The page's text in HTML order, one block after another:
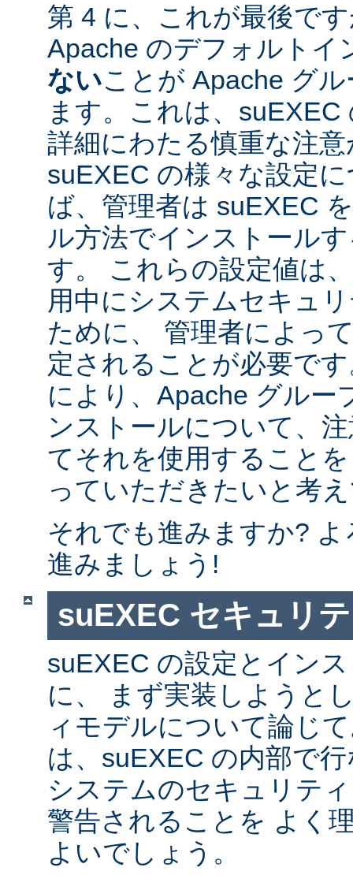
第 4 に、これが最後で
Apache のデフォルトイ
ないことが Apache グ
ます。これは、
詳細にわたる慎重な注
suEXEC の様々な設定
ば、管理者は suEXEC
ル方法でインストール
す。 これらの設定値は
用中にシステムセキュ
ために、 管理者によっ
定されることが必要で
により、Apache グルー
ンストールについて、
てそれを使用すること
っていただきたいと考
それでも進みますか?
進みましょう!
suEXEC セキュリ
suEXEC の設定とイン
に、 まず実装しようと
ィモデルについて論じ
は、suEXEC の内部で
システムのセキュリテ
警告されることを よく
よいでしょう。